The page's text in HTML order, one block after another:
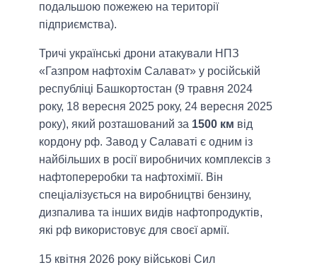
подальшою пожежею на території
підприємства).
Тричі українські дрони атакували НПЗ
«Газпром нафтохім Салават» у російській
республіці Башкортостан (9 травня 2024
року, 18 вересня 2025 року, 24 вересня 2025
року), який розташований за 1500 км від
кордону рф. Завод у Салаваті є одним із
найбільших в росії виробничих комплексів з
нафтопереробки та нафтохімії. Він
спеціалізується на виробництві бензину,
дизпалива та інших видів нафтопродуктів,
які рф використовує для своєї армії.
15 квітня 2026 року військові Сил